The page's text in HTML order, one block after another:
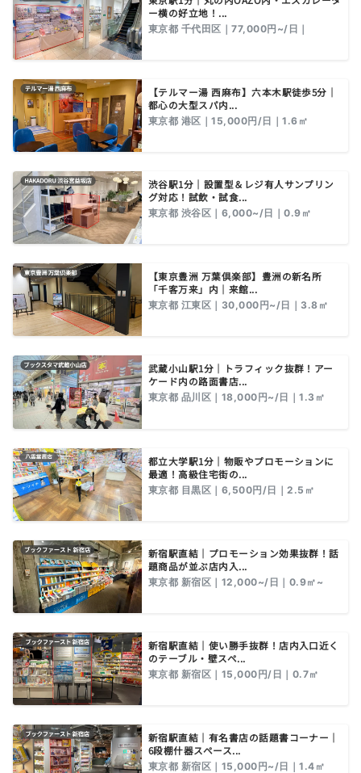
ー横の好立地！...
東京都 千代田区｜77,000円~/日｜
【テルマー湯 西麻布】六本木駅徒歩5分｜
都心の大型スパ内...
東京都 港区｜15,000円/日｜1.6㎡
渋谷駅1分｜設置型＆レジ有人サンプリン
グ対応！試飲・試食...
東京都 渋谷区｜6,000~/日｜0.9㎡
【東京豊洲 万葉倶楽部】豊洲の新名所
「千客万来」内｜来館...
東京都 江東区｜30,000円~/日｜3.8㎡
武蔵小山駅1分｜トラフィック抜群！アー
ケード内の路面書店...
東京都 品川区｜18,000円~/日｜1.3㎡
都立大学駅1分｜物販やプロモーションに
最適！高級住宅街の...
東京都 目黒区｜6,500円/日｜2.5㎡
新宿駅直結｜プロモーション効果抜群！話
題商品が並ぶ店内入...
東京都 新宿区｜12,000~/日｜0.9㎡~
新宿駅直結｜使い勝手抜群！店内入口近く
のテーブル・壁スペ...
東京都 新宿区｜15,000円/日｜0.7㎡
新宿駅直結｜有名書店の話題書コーナー｜
6段棚什器スペース...
東京都 新宿区｜15,000円~/日｜1.4㎡